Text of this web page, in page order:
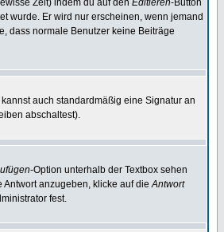
Zeit) indem du auf den Editieren-Button
wurde. Er wird nur erscheinen, wenn jemand
dass normale Benutzer keine Beiträge
auch standardmäßig eine Signatur an
abschaltest).
-Option unterhalb der Textbox sehen
Antwort anzugeben, klicke auf dieAntwort
fest.